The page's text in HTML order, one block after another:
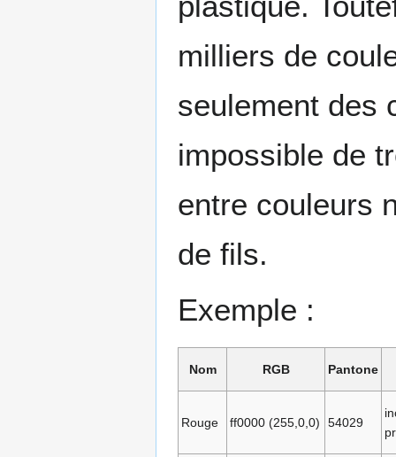
milliers de
seulement des
impossible de
entre couleurs
de fils.
Exemple :
Nom RGB Pantone
Rouge ff0000 (255,0,0) 54029